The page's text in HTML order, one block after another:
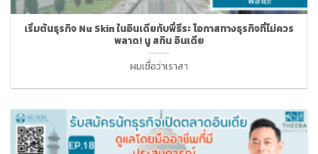
เริ่มต้นธุรกิจ Nu Skin ในอินเดียกับพี่ธีระ โอกาสทางธุรกิจที่ไม่ควร
พลาด! นู สกิน อินเดีย
ผมเชื่อว่าเราสา